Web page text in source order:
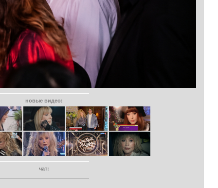
новые видео:
чат: